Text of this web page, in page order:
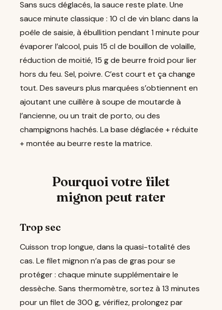
Sans sucs déglacés, la sauce reste plate. Une
sauce minute classique : 10 cl de vin blanc dans la
poêle de saisie, à ébullition pendant 1 minute pour
évaporer l’alcool, puis 15 cl de bouillon de volaille,
réduction de moitié, 15 g de beurre froid pour lier
hors du feu. Sel, poivre. C’est court et ça change
tout. Des saveurs plus marquées s’obtiennent en
ajoutant une cuillère à soupe de moutarde à
l’ancienne, ou un trait de porto, ou des
champignons hachés. La base déglacée + réduite
+ montée au beurre reste la matrice.
Pourquoi votre filet
mignon peut rater
Trop sec
Cuisson trop longue, dans la quasi-totalité des
cas. Le filet mignon n’a pas de gras pour se
protéger : chaque minute supplémentaire le
dessèche. Sans thermomètre, sortez à 13 minutes
pour un filet de 300 g, vérifiez, prolongez par